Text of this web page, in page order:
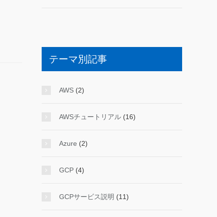
テーマ別記事
AWS (2)
AWSチュートリアル (16)
Azure (2)
GCP (4)
GCPサービス説明 (11)